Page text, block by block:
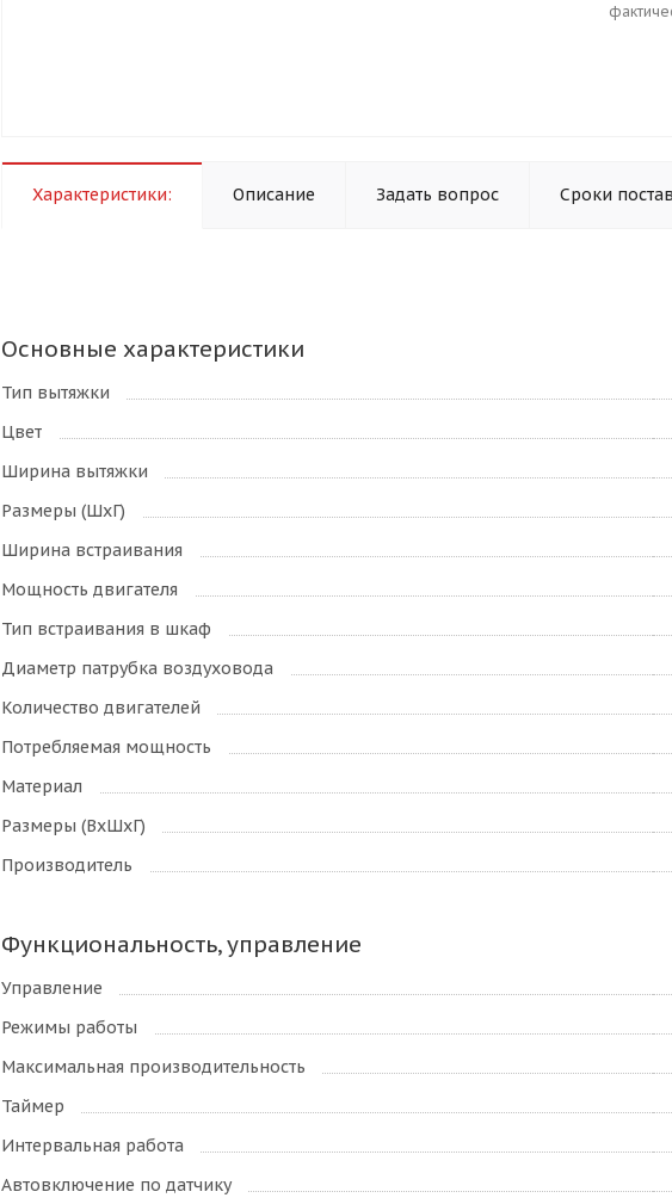
Характеристики: Описание Задать вопрос Сроки
Основные характеристики
Тип вытяжки
Цвет
Ширина вытяжки
Размеры (ШхГ)
Ширина встраивания
Мощность двигателя
Тип встраивания в шкаф
Диаметр патрубка воздуховода
Количество двигателей
Потребляемая мощность
Материал
Размеры (ВхШхГ)
Производитель
Функциональность, управление
Управление
Режимы работы
Максимальная производительность
Таймер
Интервальная работа
Автовключение по датчику